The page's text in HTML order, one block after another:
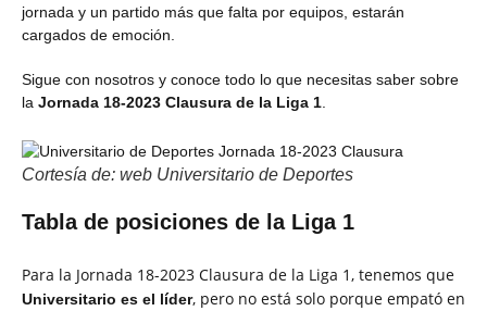
jornada y un partido más que falta por equipos, estarán
cargados de emoción.
Sigue con nosotros y conoce todo lo que necesitas saber sobre
la Jornada 18-2023 Clausura de la Liga 1
Cortesía de: web Universitario de Deportes
Tabla de posiciones de la Liga 1
Para la Jornada 18-2023 Clausura de la Liga 1, tenemos que
Universitario es el líder, pero no está solo porque empató en